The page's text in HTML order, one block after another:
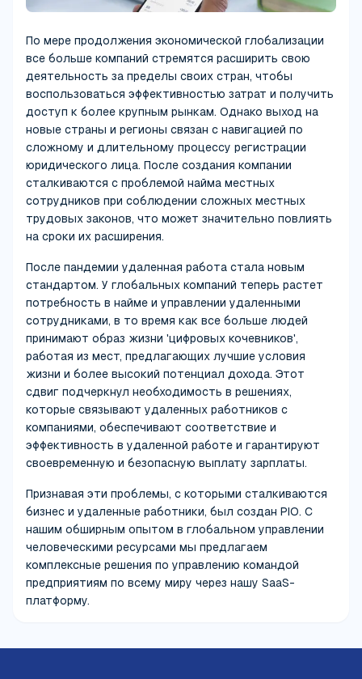
По мере продолжения экономической глобализации
все больше компаний стремятся расширить свою
деятельность за пределы своих стран, чтобы
воспользоваться эффективностью затрат и получить
доступ к более крупным рынкам. Однако выход на
новые страны и регионы связан с навигацией по
сложному и длительному процессу регистрации
юридического лица. После создания компании
сталкиваются с проблемой найма местных
сотрудников при соблюдении сложных местных
трудовых законов, что может значительно повлиять
на сроки их расширения.
После пандемии удаленная работа стала новым
стандартом. У глобальных компаний теперь растет
потребность в найме и управлении удаленными
сотрудниками, в то время как все больше людей
принимают образ жизни 'цифровых кочевников',
работая из мест, предлагающих лучшие условия
жизни и более высокий потенциал дохода. Этот
сдвиг подчеркнул необходимость в решениях,
которые связывают удаленных работников с
компаниями, обеспечивают соответствие и
эффективность в удаленной работе и гарантируют
своевременную и безопасную выплату зарплаты.
Признавая эти проблемы, с которыми сталкиваются
бизнес и удаленные работники, был создан PIO. С
нашим обширным опытом в глобальном управлении
человеческими ресурсами мы предлагаем
комплексные решения по управлению командой
предприятиям по всему миру через нашу SaaS-
платформу.